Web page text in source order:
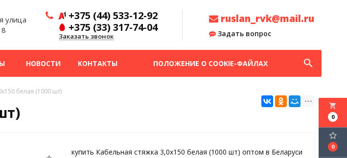
улица
+375 (44) 533-12-92
+375 (33) 317-74-04
Заказать звонок
ruslan_rvk@mail.ru
Задать вопрос
НОВОСТИ КОНТАКТЫ ПОЛОЖЕНИЕ О COOKIE-ФАЙЛАХ search
белая (1000 шт)
local_grocery_store
0
0
купить Кабельная стяжка 3,0х150 белая (1000 шт) оптом в Беларуси